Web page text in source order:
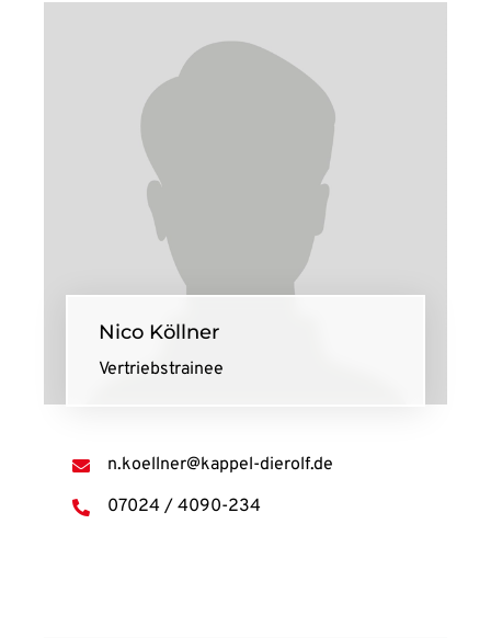
Nico Köllner
Vertriebstrainee
n.koellner@kappel-dierolf.de
07024 / 4090-234